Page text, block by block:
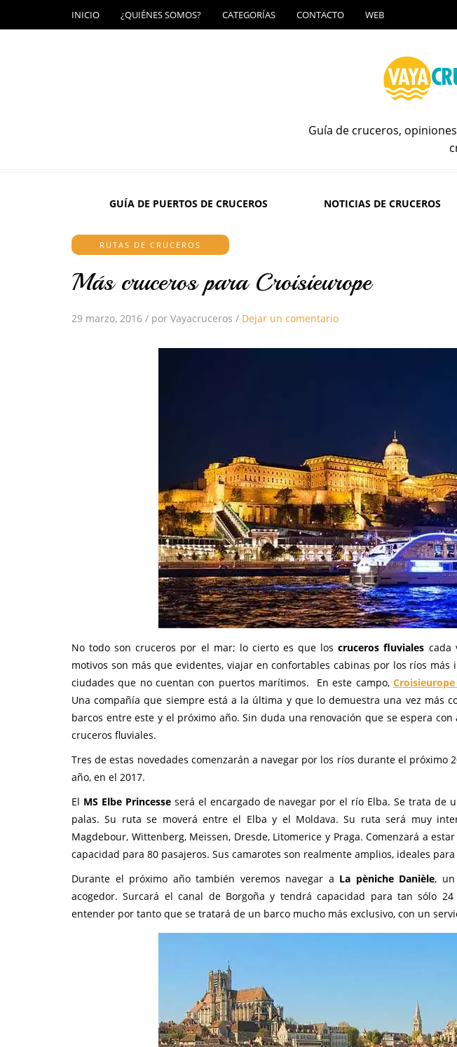
INICIO ¿QUIÉNES SOMOS? CATEGORÍAS CONTACTO WEB
Guía de cruceros,
GUÍA DE PUERTOS DE CRUCEROS NOTICIAS DE CRUCEROS
RUTAS DE CRUCEROS
Más cruceros para Croisieurope
29 marzo, 2016 / por Vayacruceros / Dejar un comentario
No todo son cruceros por el mar; lo cierto es que loscruceros fluviales cada
motivos son más que evidentes, viajar en confortables cabinas por los ríos
ciudades que no cuentan con puertos marítimos. En este campo, Croisieurope
Una compañía que siempre está a la última y que lo demuestra una vez más
barcos entre este y el próximo año. Sin duda una renovación que se espera
cruceros fluviales.
Tres de estas novedades comenzarán a navegar por los ríos durante el próximo
año, en el 2017.
El MS Elbe Princesseserá el encargado de navegar por el río Elba. Se trata de
palas. Su ruta se moverá entre el Elba y el Moldava. Su ruta será muy
Magdebour, Wittenberg, Meissen, Dresde, Litomerice y Praga. Comenzará a
capacidad para 80 pasajeros. Sus camarotes son realmente amplios, ideales
Durante el próximo año también veremos navegar a La pèniche Danièle, un
acogedor. Surcará el canal de Borgoña y tendrá capacidad para tan sólo
entender por tanto que se tratará de un barco mucho más exclusivo, con un